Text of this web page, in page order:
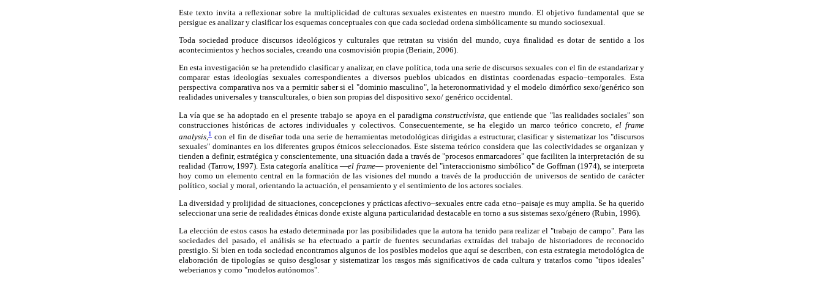
Este texto invita a reflexionar sobre la multiplicidad de culturas sexuales existentes en nuestro mundo. El objetivo fundamental que se
persigue es analizar y clasificar los esquemas conceptuales con que cada sociedad ordena simbólicamente su mundo sociosexual.
Toda sociedad produce discursos ideológicos y culturales que retratan su visión del mundo, cuya finalidad es dotar de sentido a los
acontecimientos y hechos sociales, creando una cosmovisión propia (Beriain, 2006).
En esta investigación se ha pretendido clasificar y analizar, en clave política, toda una serie de discursos sexuales con el fin de estandarizar y
comparar estas ideologías sexuales correspondientes a diversos pueblos ubicados en distintas coordenadas espacio–temporales. Esta
perspectiva comparativa nos va a permitir saber si el "dominio masculino", la heteronormatividad y el modelo dimórfico sexo/genérico son
realidades universales y transculturales, o bien son propias del dispositivo sexo/ genérico occidental.
La vía que se ha adoptado en el presente trabajo se apoya en el paradigmaconstructivista,que entiende que "las realidades sociales" son
construcciones históricas de actores individuales y colectivos. Consecuentemente, se ha elegido un marco teórico concreto,el frame
analysis, 1 con el fin de diseñar toda una serie de herramientas metodológicas dirigidas a estructurar, clasificar y sistematizar los "discursos
sexuales" dominantes en los diferentes grupos étnicos seleccionados. Este sistema teórico considera que las colectividades se organizan y
tienden a definir, estratégica y conscientemente, una situación dada a través de "procesos enmarcadores" que faciliten la interpretación de su
realidad (Tarrow, 1997). Esta categoría analítica —el frame— proveniente del "interaccionismo simbólico" de Goffman (1974), se interpreta
hoy como un elemento central en la formación de las visiones del mundo a través de la producción de universos de sentido de carácter
político, social y moral, orientando la actuación, el pensamiento y el sentimiento de los actores sociales.
La diversidad y prolijidad de situaciones, concepciones y prácticas afectivo–sexuales entre cada etno–paisaje es muy amplia. Se ha querido
seleccionar una serie de realidades étnicas donde existe alguna particularidad destacable en torno a sus sistemas sexo/género (Rubin, 1996).
La elección de estos casos ha estado determinada por las posibilidades que la autora ha tenido para realizar el "trabajo de campo". Para las
sociedades del pasado, el análisis se ha efectuado a partir de fuentes secundarias extraídas del trabajo de historiadores de reconocido
prestigio. Si bien en toda sociedad encontramos algunos de los posibles modelos que aquí se describen, con esta estrategia metodológica de
elaboración de tipologías se quiso desglosar y sistematizar los rasgos más significativos de cada cultura y tratarlos como "tipos ideales"
weberianos y como "modelos autónomos".